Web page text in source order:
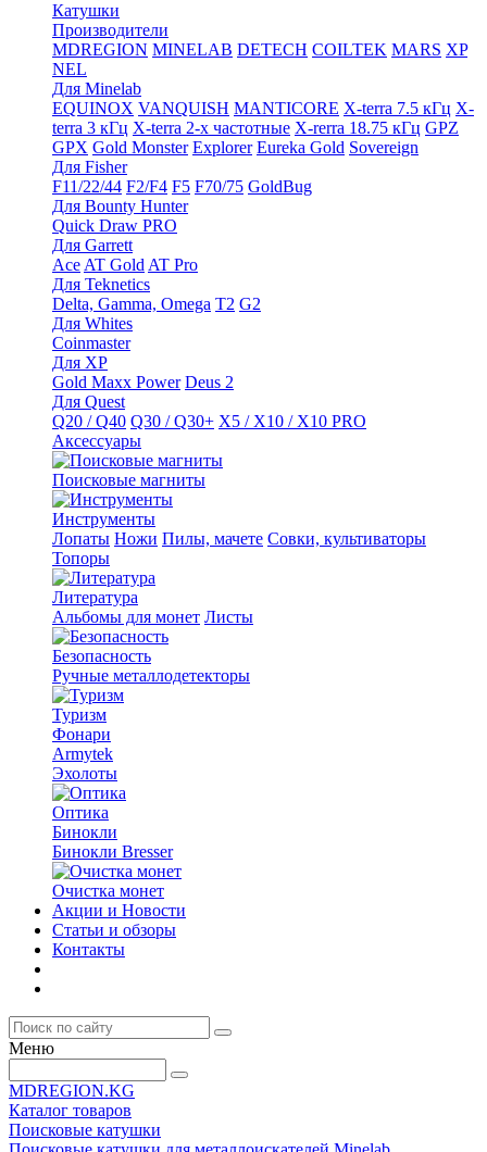
Катушки
Производители
MDREGION MINELAB DETECH COILTEK MARS XP
NEL
Для Minelab
EQUINOX VANQUISH MANTICORE X-terra 7.5 кГц X-
terra 3 кГц X-terra 2-х частотные X-rerra 18.75 кГц GPZ
GPX Gold Monster Explorer Eureka Gold Sovereign
Для Fisher
F11/22/44 F2/F4 F5 F70/75 GoldBug
Для Bounty Hunter
Quick Draw PRO
Для Garrett
Ace AT Gold AT Pro
Для Teknetics
Delta, Gamma, Omega Т2 G2
Для Whites
Coinmaster
Для XP
Gold Maxx Power Deus 2
Для Quest
Q20 / Q40 Q30 / Q30+ X5 / X10 / X10 PRO
Аксессуары
Поисковые магниты
Инструменты
Лопаты Ножи Пилы, мачете Совки, культиваторы
Топоры
Литература
Альбомы для монет Листы
Безопасность
Ручные металлодетекторы
Туризм
Фонари
Armytek
Эхолоты
Оптика
Бинокли
Бинокли Bresser
Очистка монет
Акции и Новости
Статьи и обзоры
Контакты
Меню
MDREGION.KG
Каталог товаров
Поисковые катушки